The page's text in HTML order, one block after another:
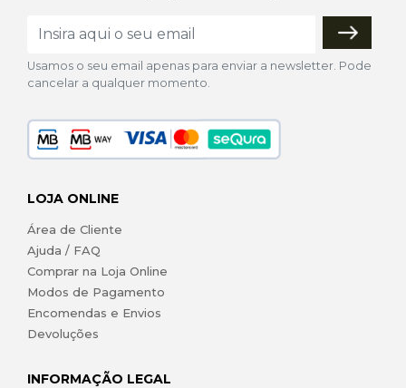
Usamos o seu email apenas para enviar a newsletter. Pode
cancelar a qualquer momento.
LOJA ONLINE
Área de Cliente
Ajuda / FAQ
Comprar na Loja Online
Modos de Pagamento
Encomendas e Envios
Devoluções
INFORMAÇÃO LEGAL